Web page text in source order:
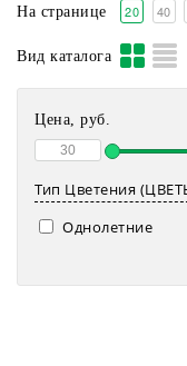
На странице 20 40
Вид каталога
Цена, руб.
Тип Цветения
Однолетние